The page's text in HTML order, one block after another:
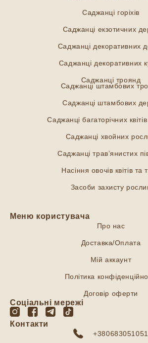
Саджанці горіхів
Саджанці екзотичних
Саджанці декоративних
Саджанці декоративних
Саджанці троянд
Саджанці штамбових
Саджанці штамбових
Саджанці багаторічних
Саджанці хвойних
Саджанці трав’янистих
Насіння овочів квітів та
Засоби захисту
Меню користувача
Про нас
Доставка/Оплата
Мій аккаунт
Політика
Договір оферти
Соціальні мережі
Контакти
+380683051051